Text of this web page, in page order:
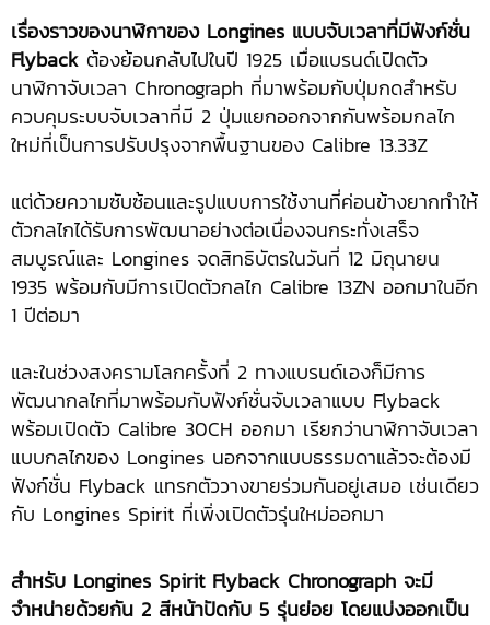
เรื่องราวของนาฬิกาของ Longines แบบจับเวลาที่มีฟังก์ชั่น
Flyback ต้องย้อนกลับไปในปี 1925 เมื่อแบรนด์เปิดตัว
นาฬิกาจับเวลา Chronograph ที่มาพร้อมกับปุ่มกดสำหรับ
ควบคุมระบบจับเวลาที่มี 2 ปุ่มแยกออกจากกันพร้อมกลไก
ใหม่ที่เป็นการปรับปรุงจากพื้นฐานของ Calibre 13.33Z
แต่ด้วยความซับซ้อนและรูปแบบการใช้งานที่ค่อนข้างยากทำให้
ตัวกลไกได้รับการพัฒนาอย่างต่อเนื่องจนกระทั่งเสร็จ
สมบูรณ์และ Longines จดสิทธิบัตรในวันที่ 12 มิถุนายน
1935 พร้อมกับมีการเปิดตัวกลไก Calibre 13ZN ออกมาในอีก
1 ปีต่อมา
และในช่วงสงครามโลกครั้งที่ 2 ทางแบรนด์เองก็มีการ
พัฒนากลไกที่มาพร้อมกับฟังก์ชั่นจับเวลาแบบ Flyback
พร้อมเปิดตัว Calibre 30CH ออกมา เรียกว่านาฬิกาจับเวลา
แบบกลไกของ Longines นอกจากแบบธรรมดาแล้วจะต้องมี
ฟังก์ชั่น Flyback แทรกตัววางขายร่วมกันอยู่เสมอ เช่นเดียว
กับ Longines Spirit ที่เพิ่งเปิดตัวรุ่นใหม่ออกมา
สำหรับ Longines Spirit Flyback Chronograph จะมี
จำหน่ายด้วยกัน 2 สีหน้าปัดกับ 5 รุ่นย่อย โดยแบ่งออกเป็น